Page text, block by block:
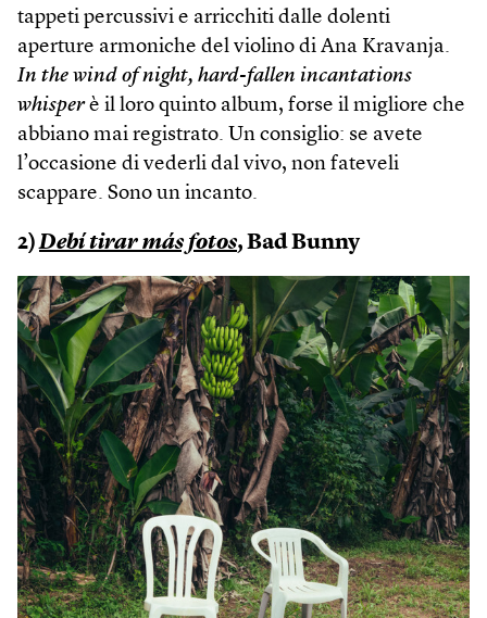
tappeti percussivi e arricchiti dalle dolenti
aperture armoniche del violino di Ana Kravanja.
In the wind of night, hard-fallen incantations
whisperè il loro quinto album, forse il migliore che
abbiano mai registrato. Un consiglio: se avete
l’occasione di vederli dal vivo, non fateveli
scappare. Sono un incanto.
2)Debí tirar más fotos, Bad Bunny